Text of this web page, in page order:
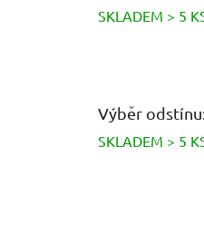
SKLADEM > 5
Výběr
SKLADEM > 5